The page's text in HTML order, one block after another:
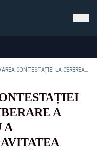
DNA, MOTIVAREA CONTESTAȚIEI LA CEREREA DE ELIBERARE A ELENEI UDREA: ”NU A CONȘTIENTIZAT GRAVITATEA COMPORTAMENTULUI SĂU INFRACȚIONAL”
A
A